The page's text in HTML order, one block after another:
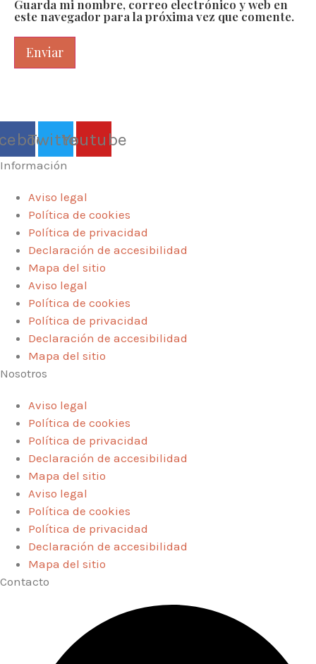
Guarda mi nombre, correo electrónico y web en
este navegador para la próxima vez que comente.
TwitterYoutube
Información
Aviso legal
Política de cookies
Política de privacidad
Declaración de accesibilidad
Mapa del sitio
Aviso legal
Política de cookies
Política de privacidad
Declaración de accesibilidad
Mapa del sitio
Nosotros
Aviso legal
Política de cookies
Política de privacidad
Declaración de accesibilidad
Mapa del sitio
Aviso legal
Política de cookies
Política de privacidad
Declaración de accesibilidad
Mapa del sitio
Contacto